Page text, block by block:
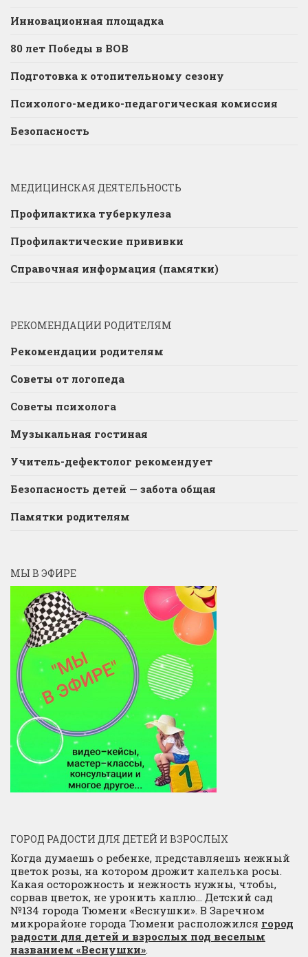
Инновационная площадка
80 лет Победы в ВОВ
Подготовка к отопительному сезону
Психолого-медико-педагогическая комиссия
Безопасность
МЕДИЦИНСКАЯ ДЕЯТЕЛЬНОСТЬ
Профилактика туберкулеза
Профилактические прививки
Справочная информация (памятки)
РЕКОМЕНДАЦИИ РОДИТЕЛЯМ
Рекомендации родителям
Советы от логопеда
Советы психолога
Музыкальная гостиная
Учитель-дефектолог рекомендует
Безопасность детей — забота общая
Памятки родителям
МЫ В ЭФИРЕ
ГОРОД РАДОСТИ ДЛЯ ДЕТЕЙ И ВЗРОСЛЫХ
Когда думаешь о ребенке, представляешь нежный
цветок розы, на котором дрожит капелька росы.
Какая осторожность и нежность нужны, чтобы,
сорвав цветок, не уронить каплю… Детский сад
№134 города Тюмени «Веснушки». В Заречном
микрорайоне города Тюмени расположился город
радости для детей и взрослых под веселым
названием «Веснушки».